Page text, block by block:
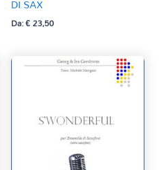
DI SAX
Da:€23,50